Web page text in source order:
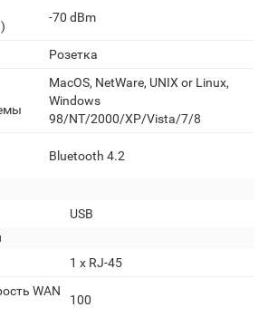
-70 dBm
Розетка
MacOS, NetWare, UNIX or Linux,
Windows
98/NT/2000/XP/Vista/7/8
Bluetooth 4.2
USB
1 х RJ-45
WAN
100